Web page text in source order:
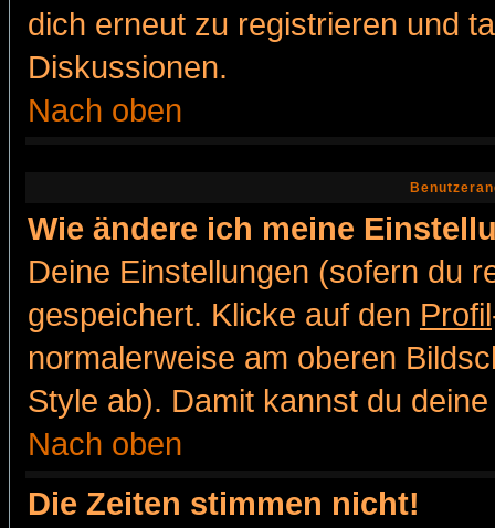
dich erneut zu registrieren und
Diskussionen.
Nach oben
Wie ändere ich meine
Deine Einstellungen (sofern du
gespeichert. Klicke auf den Profil
normalerweise am oberen
Style ab). Damit kannst du
Nach oben
Die Zeiten stimmen nicht!